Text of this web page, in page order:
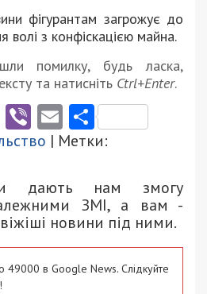
фігурантам загрожує до
волі з конфіскацією майна.
помилку, будь ласка,
та натисніть Ctrl+Enter.
WhatsApp
ViberEmail
| Метки:
дають нам змогу
ЗМІ, а вам -
новини під ними.
49000 в Google News. Слідкуйте